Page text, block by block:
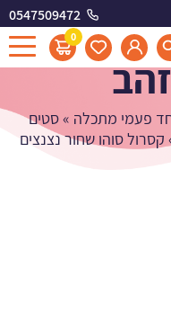
0547509472
0
שחור
פעמי מתכלה »סטים
קסרול סוהו שחור נצנצים